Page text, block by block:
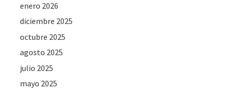
enero 2026
diciembre 2025
octubre 2025
agosto 2025
julio 2025
mayo 2025